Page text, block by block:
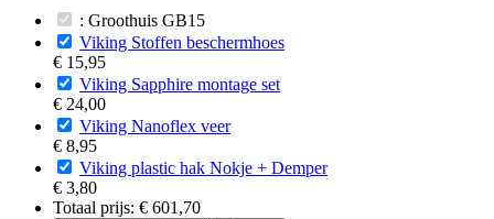
: Groothuis GB15
Viking Stoffen beschermhoes
€ 15,95
Viking Sapphire montage set
€ 24,00
Viking Nanoflex veer
€ 8,95
Viking plastic hak Nokje + Demper
€ 3,80
Totaal prijs: € 601,70